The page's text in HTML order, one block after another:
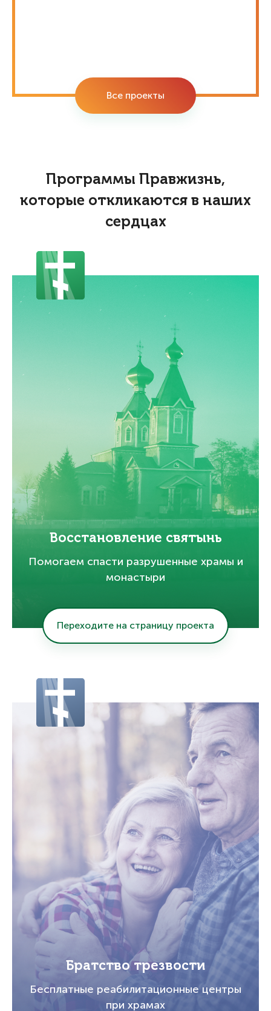
Все проекты
Программы Правжизнь,
которые откликаются в наших
сердцах
Восстановление святынь
Помогаем спасти разрушенные храмы и
монастыри
Переходите на страницу проекта
Братство трезвости
Бесплатные реабилитационные центры
при храмах